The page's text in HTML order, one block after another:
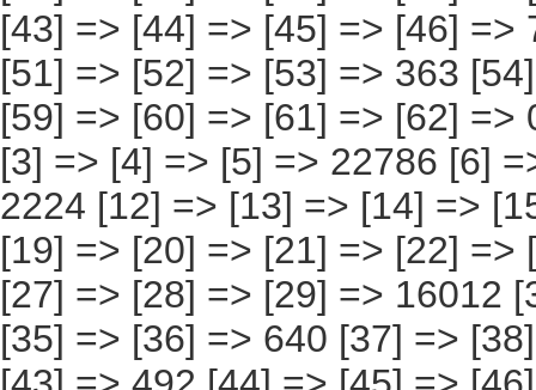
[6] => [7] => [8] => [9] => [10] => [11] => 2224 [12] => [13] => [14] => [15] => [16] => [17] => 2798 [18] => [19] => [20] => [21] => [22] => [23] => [24] => 263 [25] => [26] => [27] => [28] => [29] => 16012 [30] => [31] => [32] => [33] => [34] => [35] => [36] => 640 [37] => [38] => [39] => [40] => [41] => [42] => [43] =>